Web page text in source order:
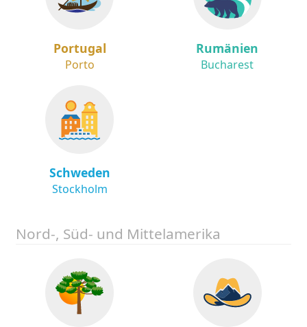
Portugal
Porto
Rumänien
Bucharest
Schweden
Stockholm
Nord-, Süd- und Mittelamerika